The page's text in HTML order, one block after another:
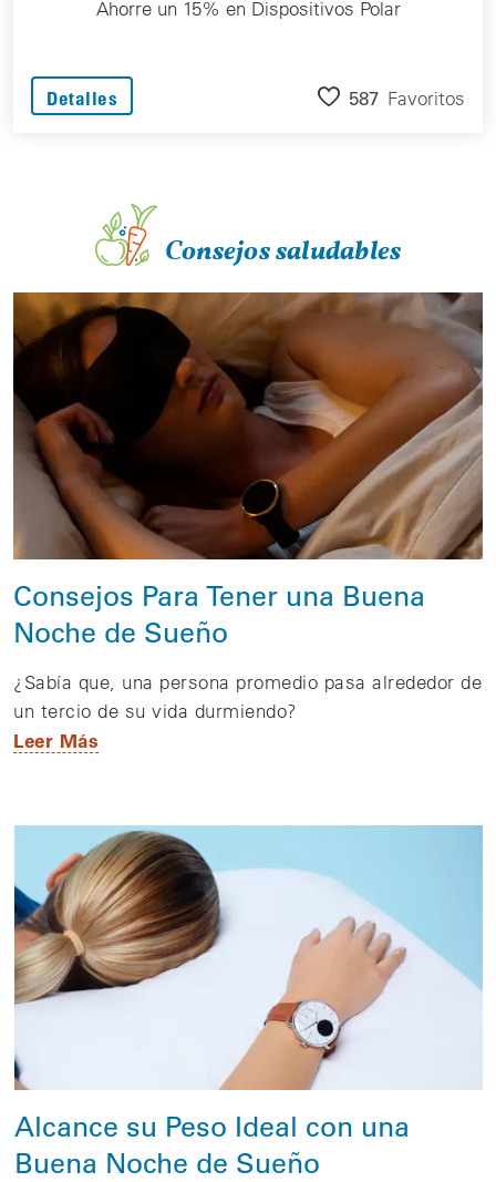
Ahorre un 15% en Dispositivos Polar
Detalles 587 Favoritos
Consejos saludables
Consejos Para Tener una Buena
Noche de Sueño
¿Sabía que, una persona promedio pasa alrededor de
un tercio de su vida durmiendo?
Leer Más
Alcance su Peso Ideal con una
Buena Noche de Sueño